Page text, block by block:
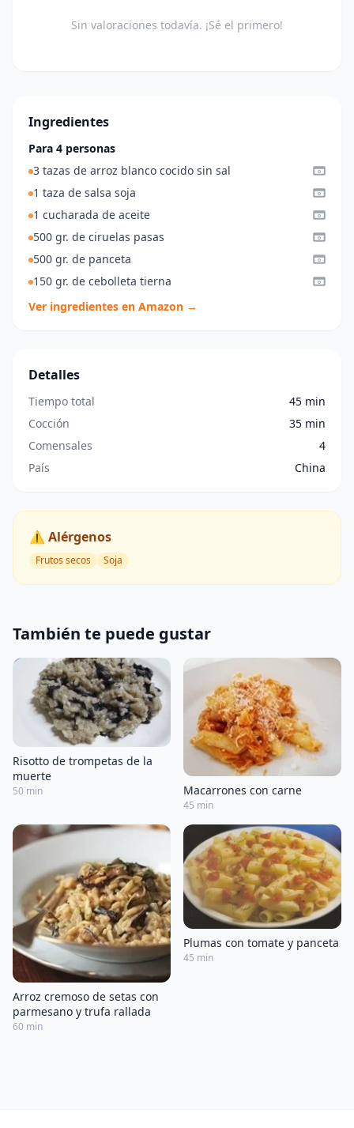
Sin valoraciones todavía. ¡Sé el primero!
Ingredientes
Para 4 personas
3 tazas de arroz blanco cocido sin sal
1 taza de salsa soja
1 cucharada de aceite
500 gr. de ciruelas pasas
500 gr. de panceta
150 gr. de cebolleta tierna
Ver ingredientes en Amazon →
Detalles
Tiempo total
45 min
Cocción
35 min
Comensales
4
País
China
⚠️ Alérgenos
Frutos secos Soja
También te puede gustar
Risotto de trompetas de la
muerte
50 min Macarrones con carne
45 min
Arroz cremoso de setas con
parmesano y trufa rallada
60 min
Plumas con tomate y panceta
45 min